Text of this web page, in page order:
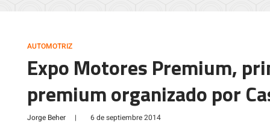
AUTOMOTRIZ
Expo Motores Premium,
premium organizado por
Jorge Beher | 6 de septiembre 2014